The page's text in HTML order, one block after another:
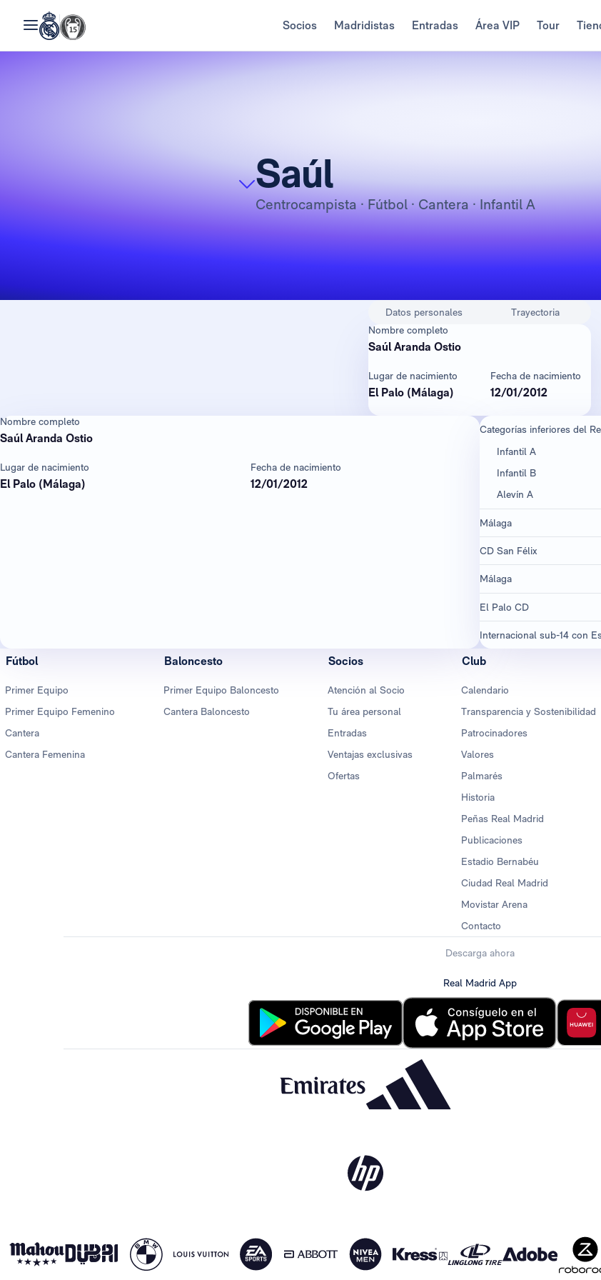
Socios Madridistas Entradas Área VIP Tour
Saúl
Centrocampista · Fútbol · Cantera · Infantil A
Datos personales
Trayectoria
Nombre completo
Saúl Aranda Ostio
Lugar de nacimiento
El Palo (Málaga)
Fecha de nacimiento
12/01/2012
Nombre completo
Saúl Aranda Ostio
Lugar de nacimiento
El Palo (Málaga)
Fecha de nacimiento
12/01/2012
Categorías inferiores del
Infantil A
Infantil B
Alevín A
Málaga
CD San Félix
Málaga
El Palo CD
Internacional sub-14 con
Fútbol
Primer Equipo
Primer Equipo Femenino
Cantera
Cantera Femenina
Baloncesto
Primer Equipo Baloncesto
Cantera Baloncesto
Socios
Atención al Socio
Tu área personal
Entradas
Ventajas exclusivas
Ofertas
Club
Calendario
Transparencia y Sostenibilidad
Patrocinadores
Valores
Palmarés
Historia
Peñas Real Madrid
Publicaciones
Estadio Bernabéu
Ciudad Real Madrid
Movistar Arena
Contacto
Descarga ahora
Real Madrid App